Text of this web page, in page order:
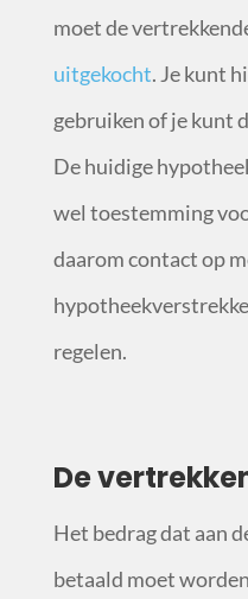
moet de
uitgekocht. Je kunt
gebruiken of je kunt
De huidige
wel toestemming
daarom contact op
regelen.
De
Het bedrag dat aan
betaald moet